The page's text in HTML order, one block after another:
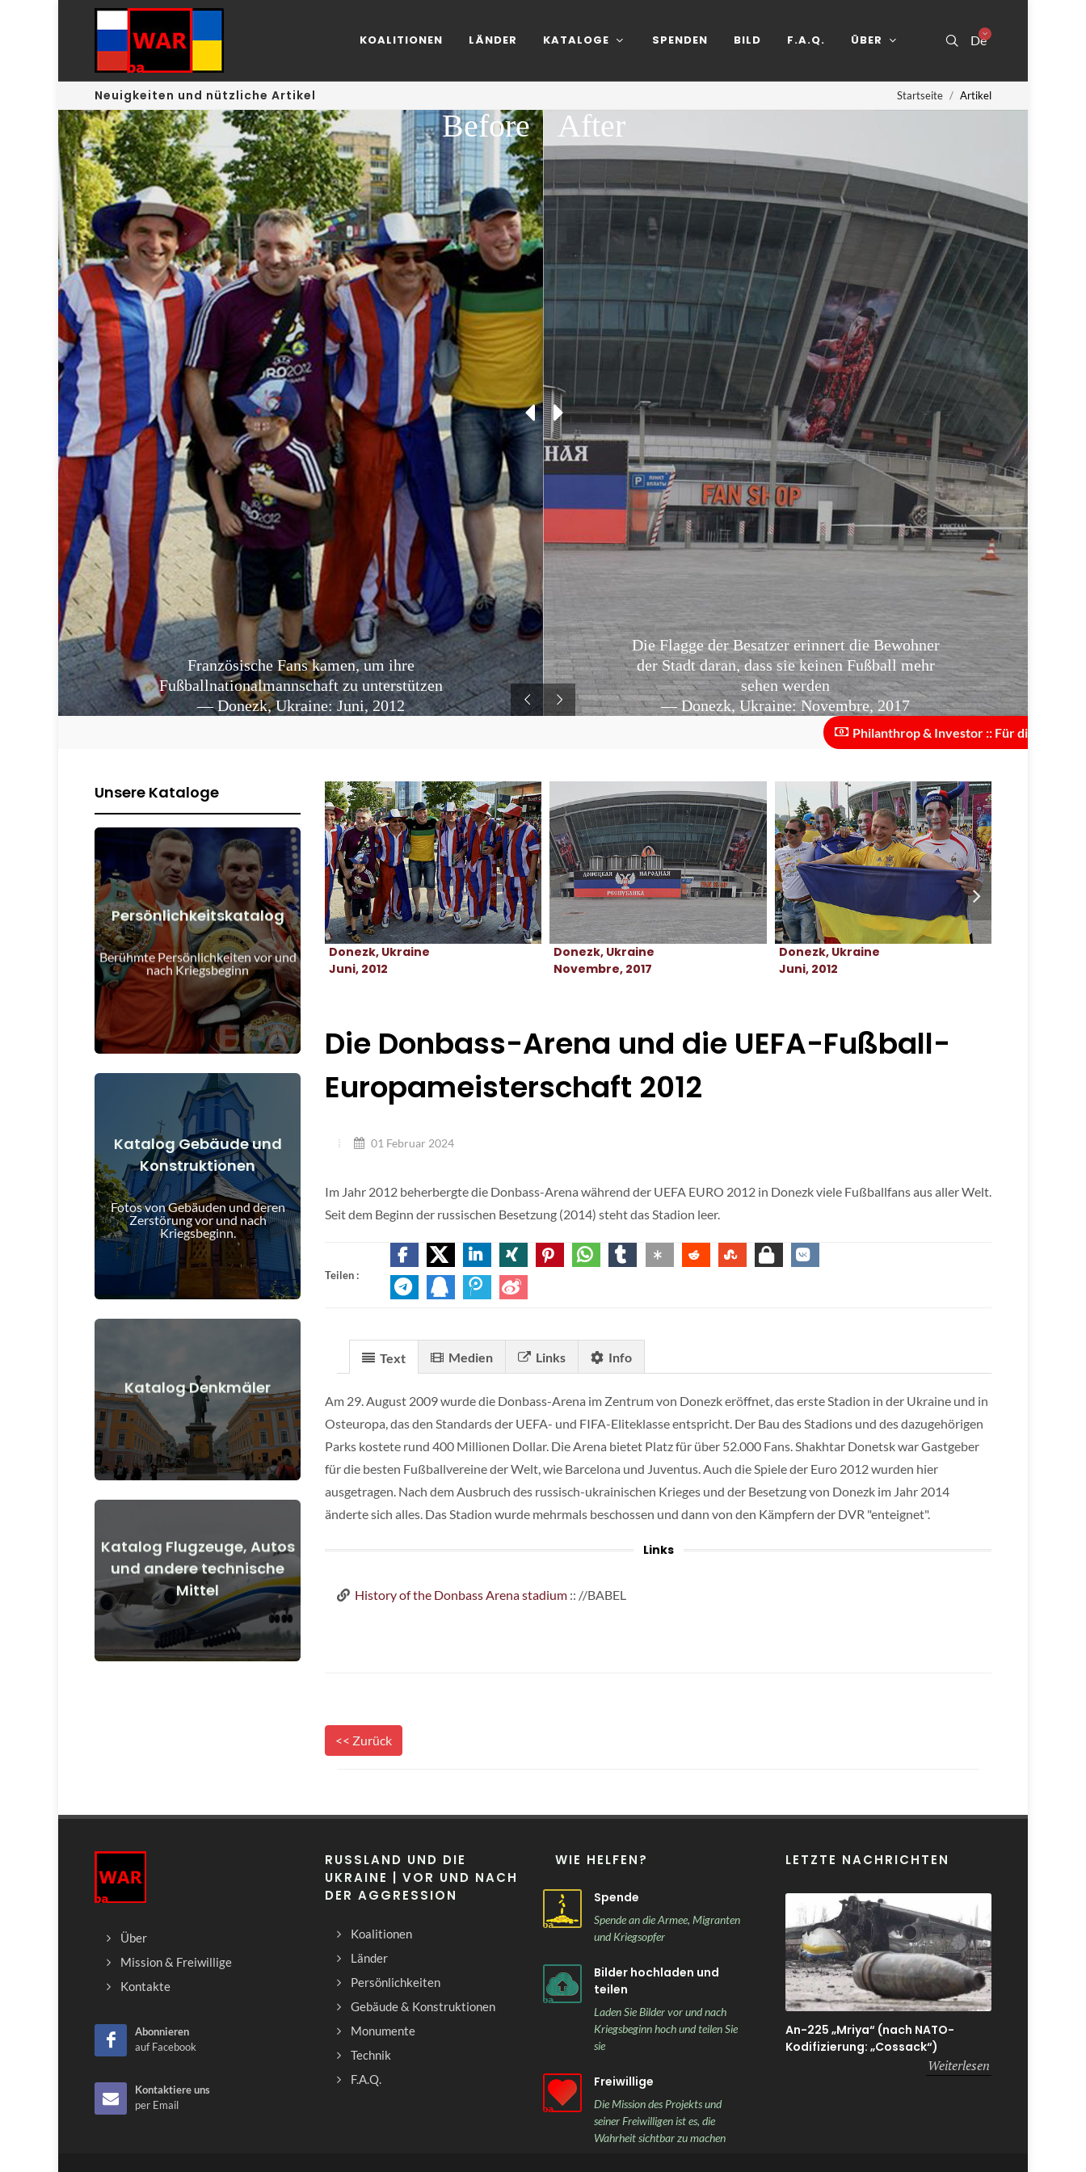
De
KOALITIONEN LÄNDER KATALOGE SPENDEN BILD F.A.Q. ÜBER
Neuigkeiten und nützliche Artikel Startseite Artikel
Die Flagge der Besatzer erinnert die Bewohner
der Stadt daran, dass sie keinen Fußball mehr
sehen werden
— Donezk, Ukraine: Novembre, 2017
After
Französische Fans kamen, um ihre
Fußballnationalmannschaft zu unterstützen
— Donezk, Ukraine: Juni, 2012
Before
Philanthrop & Investor :: Für die Skalierung
Unsere Kataloge
Persönlichkeitskatalog
Berühmte Persönlichkeiten vor und
nach Kriegsbeginn
Menschen vor und nach
Kriegsbeginn
Details anzeigen
Katalog Gebäude und
Konstruktionen
Fotos von Gebäuden und deren
Zerstörung vor und nach
Kriegsbeginn.
Gebäude, Bauwerke, Objekte vor
und nach Kriegsbeginn
Details anzeigen
Katalog Denkmäler
Denkmäler, Kunstwerke vor und
nach Kriegsbeginn
Details anzeigen
Katalog Flugzeuge, Autos
und andere technische
Mittel
Flugzeuge, Autos, technische Mittel
vor und nach Kriegsbeginn
Details anzeigen
Donezk, Ukraine
Juni, 2012
Donezk, Ukraine
Novembre, 2017
Donezk, Ukraine
Juni, 2012
Die Donbass-Arena und die UEFA-Fußball-
Europameisterschaft 2012
01 Februar 2024
Im Jahr 2012 beherbergte die Donbass-Arena während der UEFA EURO 2012 in Donezk viele Fußballfans aus aller Welt.
Seit dem Beginn der russischen Besetzung (2014) steht das Stadion leer.
Teilen :
Text Medien Links Info
Am 29. August 2009 wurde die Donbass-Arena im Zentrum von Donezk eröffnet, das erste Stadion in der Ukraine und in
Osteuropa, das den Standards der UEFA- und FIFA-Eliteklasse entspricht. Der Bau des Stadions und des dazugehörigen
Parks kostete rund 400 Millionen Dollar. Die Arena bietet Platz für über 52.000 Fans. Shakhtar Donetsk war Gastgeber
für die besten Fußballvereine der Welt, wie Barcelona und Juventus. Auch die Spiele der Euro 2012 wurden hier
ausgetragen. Nach dem Ausbruch des russisch-ukrainischen Krieges und der Besetzung von Donezk im Jahr 2014
änderte sich alles. Das Stadion wurde mehrmals beschossen und dann von den Kämpfern der DVR "enteignet".
Links
History of the Donbass Arena stadium :: //BABEL
<< Zurück
Über
Mission & Freiwillige
Kontakte
Abonnieren
auf Facebook
Kontaktiere uns
per Email
RUSSLAND UND DIE
UKRAINE | VOR UND NACH
DER AGGRESSION
Koalitionen
Länder
Persönlichkeiten
Gebäude & Konstruktionen
Monumente
Technik
F.A.Q.
WIE HELFEN?
Spende
Spende an die Armee, Migranten
und Kriegsopfer
Bilder hochladen und
teilen
Laden Sie Bilder vor und nach
Kriegsbeginn hoch und teilen Sie
sie
Freiwillige
Die Mission des Projekts und
seiner Freiwilligen ist es, die
Wahrheit sichtbar zu machen
LETZTE NACHRICHTEN
An-225 „Mriya“ (nach NATO-
Kodifizierung: „Cossack“)
Weiterlesen